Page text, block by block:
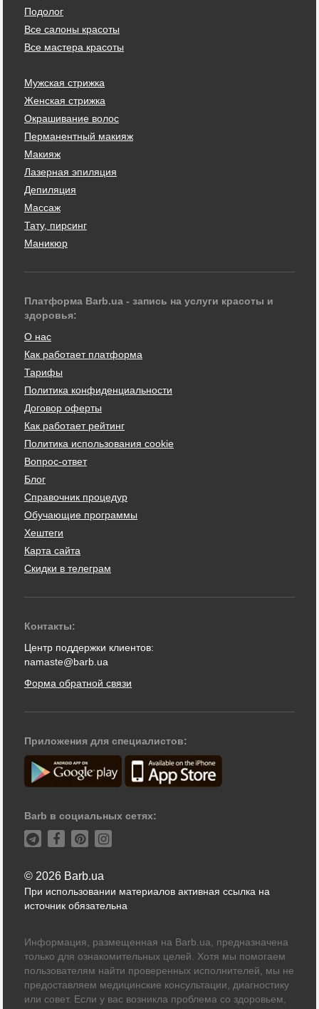
Подолог
Все салоны красоты
Все мастера красоты
Мужская стрижка
Женская стрижка
Окрашивание волос
Перманентный макияж
Макияж
Лазерная эпиляция
Депиляция
Массаж
Тату, пирсинг
Маникюр
Платформа Barb.ua - запись на услуги красоты и
здоровья:
О нас
Как работает платформа
Тарифы
Политика конфиденциальности
Договор оферты
Как работает рейтинг
Политика использования cookie
Вопрос-ответ
Блог
Справочник процедур
Обучающие программы
Хештеги
Карта сайта
Скидки в телеграм
Контакты:
Центр поддержки клиентов:
namaste@barb.ua
Форма обратной связи
Приложения для специалистов:
Barb в социальных сетях:
© 2026 Barb.ua
При использовании материалов активная ссылка на
источник обязательна
Информация, размещенная на Barb.ua, предназначена
только для ознакомительных целей. Хотя мы помогаем
пользователям найти проверенных исполнителей, мы не
предоставляем медицинские консультации, диагностику
или совет. Если у вас возникла проблема со здоровьем,